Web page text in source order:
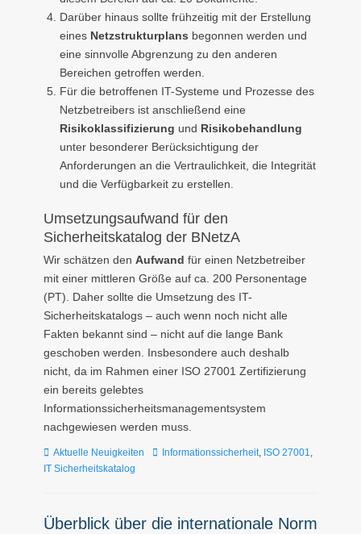
Darüber hinaus sollte frühzeitig mit der Erstellung
eines Netzstrukturplans begonnen werden und
eine sinnvolle Abgrenzung zu den anderen
Bereichen getroffen werden.
Für die betroffenen IT-Systeme und Prozesse des
Netzbetreibers ist anschließend eine
Risikoklassifizierung und Risikobehandlung
unter besonderer Berücksichtigung der
Anforderungen an die Vertraulichkeit, die Integrität
und die Verfügbarkeit zu erstellen.
Umsetzungsaufwand für den
Sicherheitskatalog der BNetzA
Wir schätzen den Aufwand für einen Netzbetreiber
mit einer mittleren Größe auf ca. 200 Personentage
(PT). Daher sollte die Umsetzung des IT-
Sicherheitskatalogs – auch wenn noch nicht alle
Fakten bekannt sind – nicht auf die lange Bank
geschoben werden. Insbesondere auch deshalb
nicht, da im Rahmen einer ISO 27001 Zertifizierung
ein bereits gelebtes
Informationssicherheitsmanagementsystem
nachgewiesen werden muss.
Kategorien
Aktuelle Neuigkeiten TagsInformationssicherheit, ISO 27001,
IT Sicherheitskatalog
Überblick über die internationale Norm